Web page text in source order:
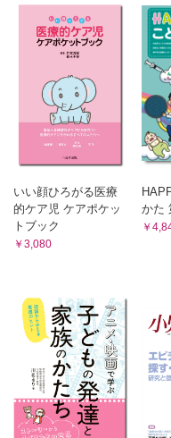
永吉美智枝
②量的研究と方法；標
副島尭史
③2群の値の統計的な関
塩飽 仁
投稿
A県におけるこどもの
草野淳子，他
心が歌えば，世界が揺れる
夜の本屋
むかしといまを繋ぐ知恵
目から鱗；急に物事が
なったりすることのた
磯崎三喜年
あまの橋架け；病院にか
（32）
保育と小児医療，その
ら
阿真京子
いい顔ひろがる医療
的ケア児 ケアポケッ
トブック
￥3,080
かた
￥